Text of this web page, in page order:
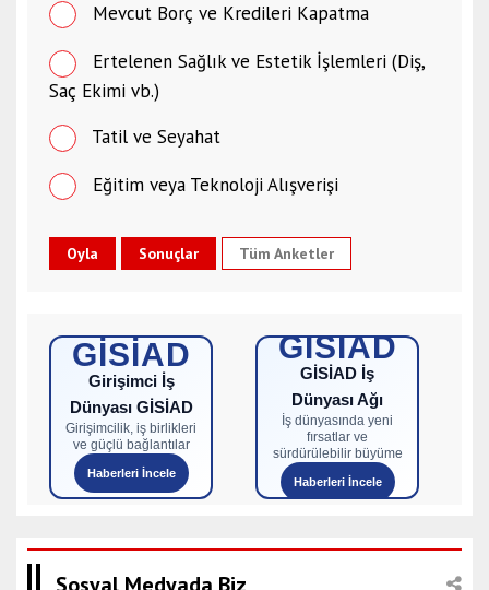
Mevcut Borç ve Kredileri Kapatma
Ertelenen Sağlık ve Estetik İşlemleri (Diş,
Saç Ekimi vb.)
Tatil ve Seyahat
Eğitim veya Teknoloji Alışverişi
Tüm Anketler
GİSİAD
Girişimci İş
Dünyası GİSİAD
Girişimcilik, iş birlikleri
ve güçlü bağlantılar
Haberleri İncele
GİSİAD
GİSİAD İş
Dünyası Ağı
İş dünyasında yeni
fırsatlar ve
sürdürülebilir büyüme
Haberleri İncele